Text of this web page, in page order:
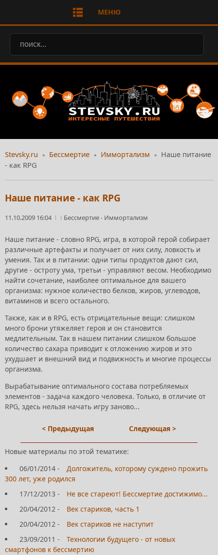
МЕНЮ
Stevsky.ru Бессмертие Иммортализм
Наше питание
- как RPG
Наше питание - как RPG
11.10.2009 16:04 Бессмертие- Иммортализм
Наше питание - словно RPG, игра, в которой герой собирает
различные артефакты и получает от них силу, ловкость и
умения. Так и в питании: одни типы продуктов дают сил,
другие - остроту ума, третьи - управляют весом. Необходимо
найти сочетание, наиболее оптимальное для вашего
организма: нужное количество белков, жиров, углеводов,
витаминов и всего остального.
Также, как и в RPG, есть отрицательные вещи: слишком
много брони утяжеляет героя и он становится
медлительным. Так в нашем питании слишком большое
количество сахара приводит к отложению жиров и это
ухудшает и внешний вид и подвижность и многие процессы
организма.
Вырабатывание оптимального состава потребляемых
элементов - задача каждого человека. Только, в отличие от
RPG, здесь нельзя начать игру заново...
< Предыдущая Следующая >
Новые материалы по этой тематике:
06/01/2014 -
Долгожитель, которому суждено прожить
300 лет, уже родился
17/12/2013 -
Не все стареют! Бессмертие достижимо...
20/04/2012 -
Век стариков, часть 1
20/04/2012 -
Век стариков не наступит
23/09/2011 -
Технологии будущего - от новых
смартфонов к бессмертию